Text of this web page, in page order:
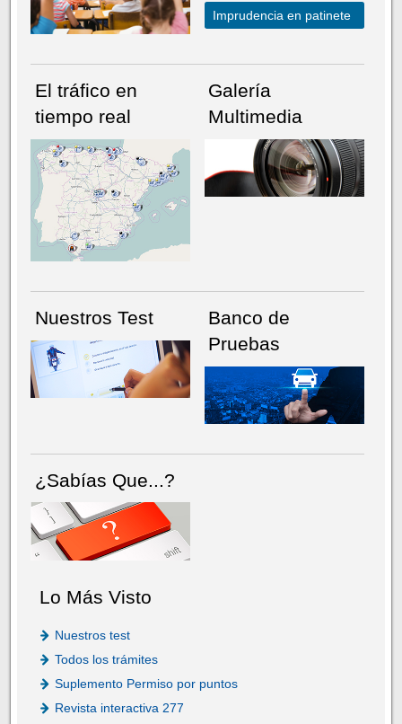
NÚMERO ACTUALHEMEROTECA
Imprudencia en patinete
El tráfico en
tiempo real
Galería
Multimedia
Nuestros Test
Banco de
Pruebas
¿Sabías Que...?
Lo Más Visto
Nuestros test
Todos los trámites
Suplemento Permiso por puntos
Revista interactiva 277